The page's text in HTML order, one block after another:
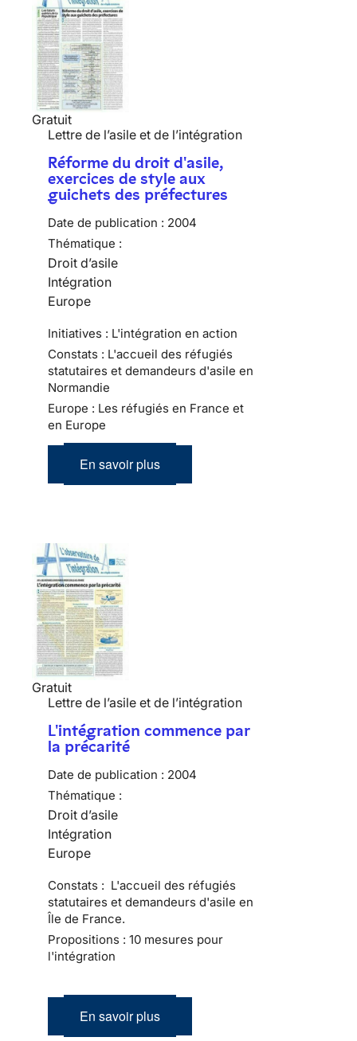
Gratuit
Lettre de l’asile et de l’intégration
Réforme du droit d'asile,
exercices de style aux
guichets des préfectures
Date de publication : 2004
Thématique :
Droit d’asile
Intégration
Europe
Initiatives : L'intégration en action
Constats : L'accueil des réfugiés
statutaires et demandeurs d'asile en
Normandie
Europe : Les réfugiés en France et
en Europe
En savoir plus
Gratuit
Lettre de l’asile et de l’intégration
L'intégration commence par
la précarité
Date de publication : 2004
Thématique :
Droit d’asile
Intégration
Europe
Constats : L'accueil des réfugiés
statutaires et demandeurs d'asile en
Île de France.
Propositions : 10 mesures pour
l'intégration
En savoir plus